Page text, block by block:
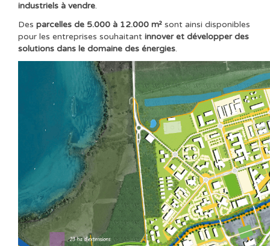
industriels à vendre.
Des parcelles de 5.000 à 12.000 m² sont ainsi disponibles
pour les entreprises souhaitant innover et développer des
solutions dans le domaine des énergies.